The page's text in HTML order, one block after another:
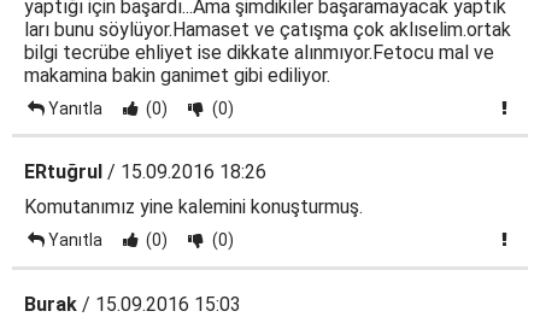
yaptığı için başardı...Ama şimdikiler başaramayacak yaptık
ları bunu söylüyor.Hamaset ve çatışma çok aklıselim.ortak
bilgi tecrübe ehliyet ise dikkate alınmıyor.Fetocu mal ve
makamina bakin ganimet gibi ediliyor.
Yanıtla (0) (0)
ERtuğrul / 15.09.2016 18:26
Komutanımız yine kalemini konuşturmuş.
Yanıtla (0) (0)
Burak / 15.09.2016 15:03